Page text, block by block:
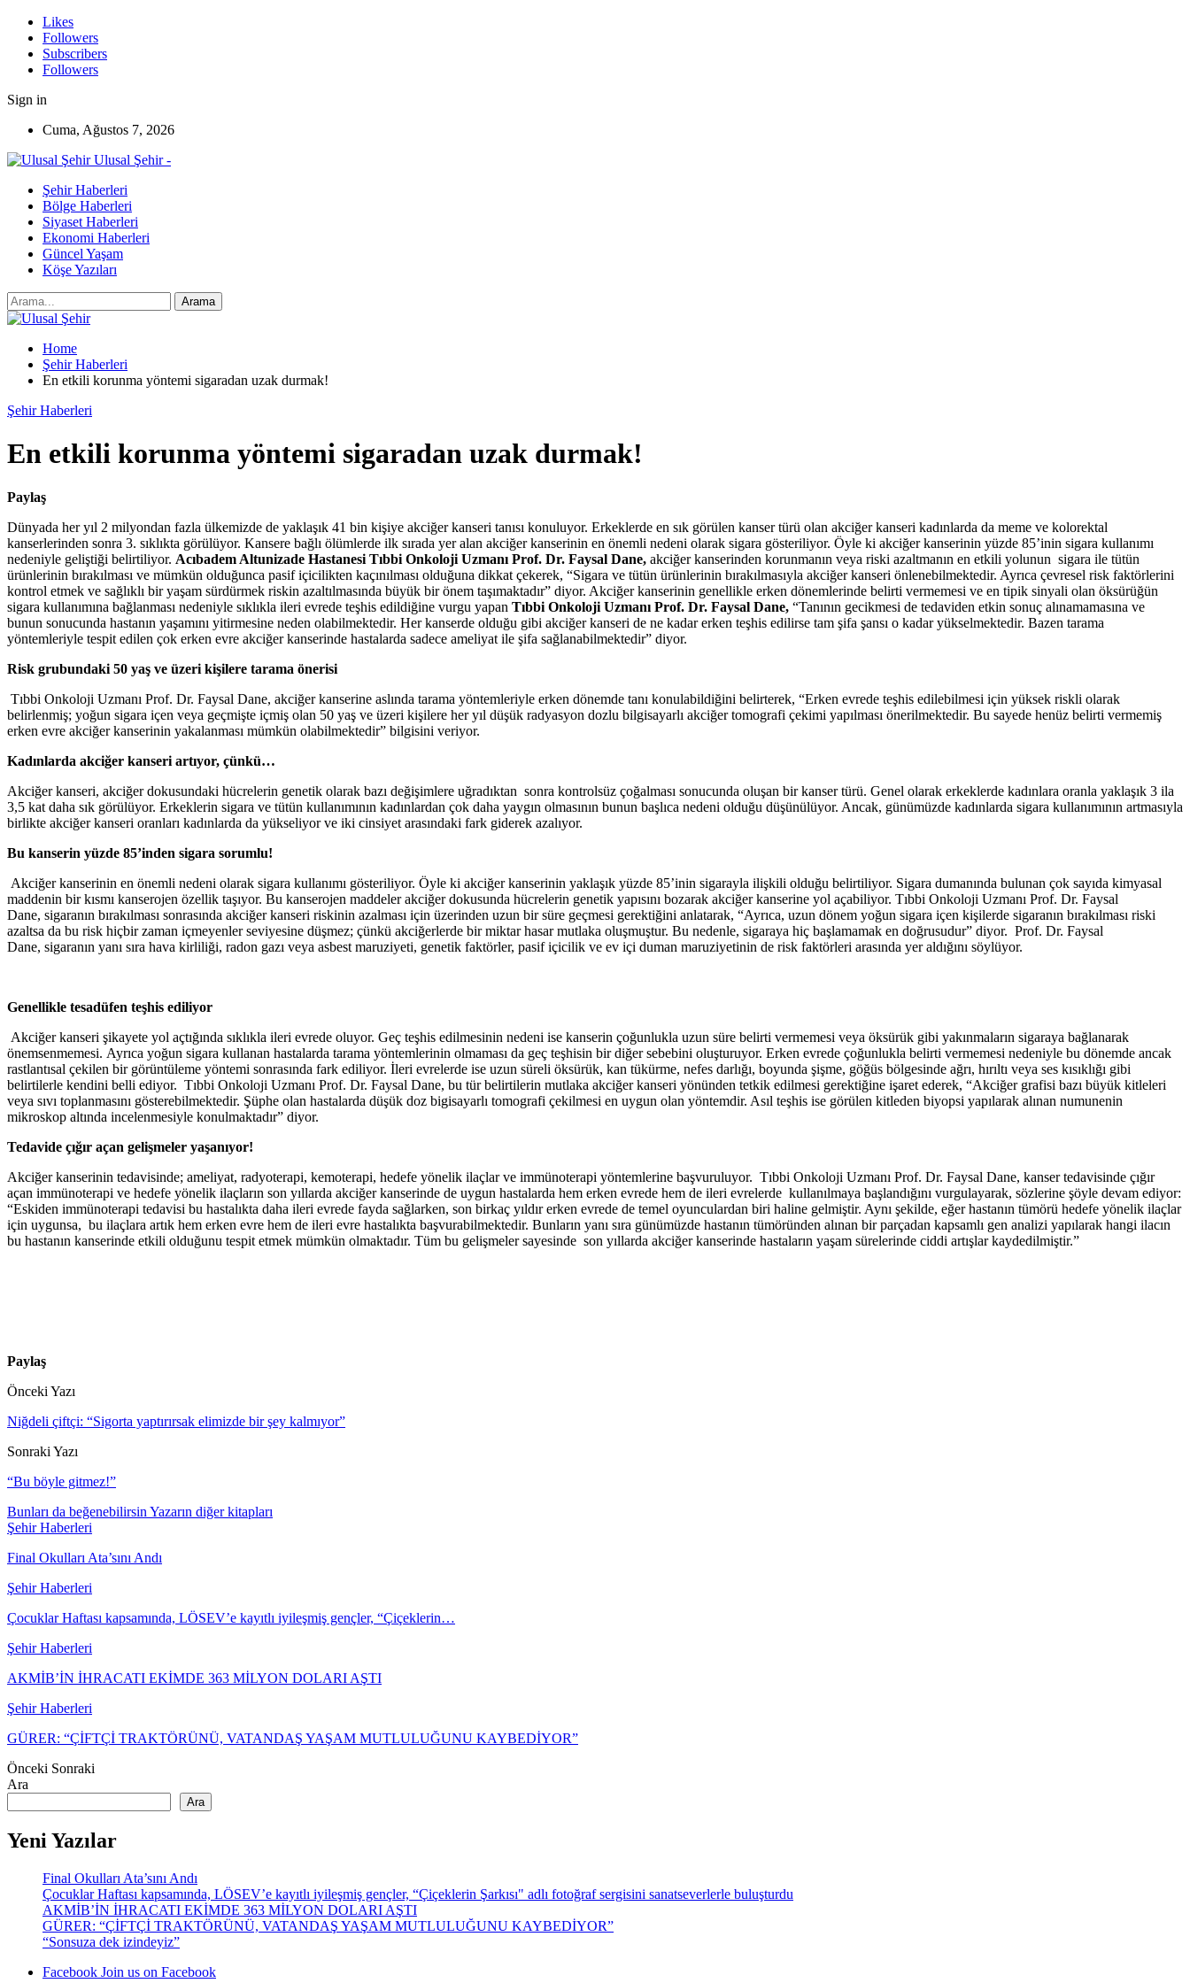
Likes
Followers
Subscribers
Followers
Sign in
Cuma, Ağustos 7, 2026
Ulusal Şehir -
Şehir Haberleri
Bölge Haberleri
Siyaset Haberleri
Ekonomi Haberleri
Güncel Yaşam
Köşe Yazıları
Home
Şehir Haberleri
En etkili korunma yöntemi sigaradan uzak durmak!
Şehir Haberleri
En etkili korunma yöntemi sigaradan uzak durmak!
Paylaş
Dünyada her yıl 2 milyondan fazla ülkemizde de yaklaşık 41 bin kişiye akciğer kanseri tanısı konuluyor. Erkeklerde en sık görülen kanser türü olan akciğer kanseri kadınlarda da meme ve kolorektal
kanserlerinden sonra 3. sıklıkta görülüyor. Kansere bağlı ölümlerde ilk sırada yer alan akciğer kanserinin en önemli nedeni olarak sigara gösteriliyor. Öyle ki akciğer kanserinin yüzde 85’inin sigara kullanımı
nedeniyle geliştiği belirtiliyor. Acıbadem Altunizade Hastanesi Tıbbi Onkoloji Uzmanı Prof. Dr. Faysal Dane, akciğer kanserinden korunmanın veya riski azaltmanın en etkili yolunun sigara ile tütün
ürünlerinin bırakılması ve mümkün olduğunca pasif içicilikten kaçınılması olduğuna dikkat çekerek, “Sigara ve tütün ürünlerinin bırakılmasıyla akciğer kanseri önlenebilmektedir. Ayrıca çevresel risk faktörlerini
kontrol etmek ve sağlıklı bir yaşam sürdürmek riskin azaltılmasında büyük bir önem taşımaktadır” diyor. Akciğer kanserinin genellikle erken dönemlerinde belirti vermemesi ve en tipik sinyali olan öksürüğün
sigara kullanımına bağlanması nedeniyle sıklıkla ileri evrede teşhis edildiğine vurgu yapan Tıbbi Onkoloji Uzmanı Prof. Dr. Faysal Dane, “Tanının gecikmesi de tedaviden etkin sonuç alınamamasına ve
bunun sonucunda hastanın yaşamını yitirmesine neden olabilmektedir. Her kanserde olduğu gibi akciğer kanseri de ne kadar erken teşhis edilirse tam şifa şansı o kadar yükselmektedir. Bazen tarama
yöntemleriyle tespit edilen çok erken evre akciğer kanserinde hastalarda sadece ameliyat ile şifa sağlanabilmektedir” diyor.
Risk grubundaki 50 yaş ve üzeri kişilere tarama önerisi
Tıbbi Onkoloji Uzmanı Prof. Dr. Faysal Dane, akciğer kanserine aslında tarama yöntemleriyle erken dönemde tanı konulabildiğini belirterek, “Erken evrede teşhis edilebilmesi için yüksek riskli olarak
belirlenmiş; yoğun sigara içen veya geçmişte içmiş olan 50 yaş ve üzeri kişilere her yıl düşük radyasyon dozlu bilgisayarlı akciğer tomografi çekimi yapılması önerilmektedir. Bu sayede henüz belirti vermemiş
erken evre akciğer kanserinin yakalanması mümkün olabilmektedir” bilgisini veriyor.
Kadınlarda akciğer kanseri artıyor, çünkü…
Akciğer kanseri, akciğer dokusundaki hücrelerin genetik olarak bazı değişimlere uğradıktan sonra kontrolsüz çoğalması sonucunda oluşan bir kanser türü. Genel olarak erkeklerde kadınlara oranla yaklaşık 3 ila
3,5 kat daha sık görülüyor. Erkeklerin sigara ve tütün kullanımının kadınlardan çok daha yaygın olmasının bunun başlıca nedeni olduğu düşünülüyor. Ancak, günümüzde kadınlarda sigara kullanımının artmasıyla
birlikte akciğer kanseri oranları kadınlarda da yükseliyor ve iki cinsiyet arasındaki fark giderek azalıyor.
Bu kanserin yüzde 85’inden sigara sorumlu!
Akciğer kanserinin en önemli nedeni olarak sigara kullanımı gösteriliyor. Öyle ki akciğer kanserinin yaklaşık yüzde 85’inin sigarayla ilişkili olduğu belirtiliyor. Sigara dumanında bulunan çok sayıda kimyasal
maddenin bir kısmı kanserojen özellik taşıyor. Bu kanserojen maddeler akciğer dokusunda hücrelerin genetik yapısını bozarak akciğer kanserine yol açabiliyor. Tıbbi Onkoloji Uzmanı Prof. Dr. Faysal
Dane, sigaranın bırakılması sonrasında akciğer kanseri riskinin azalması için üzerinden uzun bir süre geçmesi gerektiğini anlatarak, “Ayrıca, uzun dönem yoğun sigara içen kişilerde sigaranın bırakılması riski
azaltsa da bu risk hiçbir zaman içmeyenler seviyesine düşmez; çünkü akciğerlerde bir miktar hasar mutlaka oluşmuştur. Bu nedenle, sigaraya hiç başlamamak en doğrusudur” diyor. Prof. Dr. Faysal
Dane, sigaranın yanı sıra hava kirliliği, radon gazı veya asbest maruziyeti, genetik faktörler, pasif içicilik ve ev içi duman maruziyetinin de risk faktörleri arasında yer aldığını söylüyor.
Genellikle tesadüfen teşhis ediliyor
Akciğer kanseri şikayete yol açtığında sıklıkla ileri evrede oluyor. Geç teşhis edilmesinin nedeni ise kanserin çoğunlukla uzun süre belirti vermemesi veya öksürük gibi yakınmaların sigaraya bağlanarak
önemsenmemesi. Ayrıca yoğun sigara kullanan hastalarda tarama yöntemlerinin olmaması da geç teşhisin bir diğer sebebini oluşturuyor. Erken evrede çoğunlukla belirti vermemesi nedeniyle bu dönemde ancak
rastlantısal çekilen bir görüntüleme yöntemi sonrasında fark ediliyor. İleri evrelerde ise uzun süreli öksürük, kan tükürme, nefes darlığı, boyunda şişme, göğüs bölgesinde ağrı, hırıltı veya ses kısıklığı gibi
belirtilerle kendini belli ediyor. Tıbbi Onkoloji Uzmanı Prof. Dr. Faysal Dane, bu tür belirtilerin mutlaka akciğer kanseri yönünden tetkik edilmesi gerektiğine işaret ederek, “Akciğer grafisi bazı büyük kitleleri
veya sıvı toplanmasını gösterebilmektedir. Şüphe olan hastalarda düşük doz bigisayarlı tomografi çekilmesi en uygun olan yöntemdir. Asıl teşhis ise görülen kitleden biyopsi yapılarak alınan numunenin
mikroskop altında incelenmesiyle konulmaktadır” diyor.
Tedavide çığır açan gelişmeler yaşanıyor!
Akciğer kanserinin tedavisinde; ameliyat, radyoterapi, kemoterapi, hedefe yönelik ilaçlar ve immünoterapi yöntemlerine başvuruluyor. Tıbbi Onkoloji Uzmanı Prof. Dr. Faysal Dane, kanser tedavisinde çığır
açan immünoterapi ve hedefe yönelik ilaçların son yıllarda akciğer kanserinde de uygun hastalarda hem erken evrede hem de ileri evrelerde kullanılmaya başlandığını vurgulayarak, sözlerine şöyle devam ediyor:
“Eskiden immünoterapi tedavisi bu hastalıkta daha ileri evrede fayda sağlarken, son birkaç yıldır erken evrede de temel oyunculardan biri haline gelmiştir. Aynı şekilde, eğer hastanın tümörü hedefe yönelik ilaçlar
için uygunsa, bu ilaçlara artık hem erken evre hem de ileri evre hastalıkta başvurabilmektedir. Bunların yanı sıra günümüzde hastanın tümöründen alınan bir parçadan kapsamlı gen analizi yapılarak hangi ilacın
bu hastanın kanserinde etkili olduğunu tespit etmek mümkün olmaktadır. Tüm bu gelişmeler sayesinde son yıllarda akciğer kanserinde hastaların yaşam sürelerinde ciddi artışlar kaydedilmiştir.”
Paylaş
Önceki Yazı
Niğdeli çiftçi: “Sigorta yaptırırsak elimizde bir şey kalmıyor”
Sonraki Yazı
“Bu böyle gitmez!”
Bunları da beğenebilirsin Yazarın diğer kitapları
Şehir Haberleri
Final Okulları Ata’sını Andı
Şehir Haberleri
Çocuklar Haftası kapsamında, LÖSEV’e kayıtlı iyileşmiş gençler, “Çiçeklerin…
Şehir Haberleri
AKMİB’İN İHRACATI EKİMDE 363 MİLYON DOLARI AŞTI
Şehir Haberleri
GÜRER: “ÇİFTÇİ TRAKTÖRÜNÜ, VATANDAŞ YAŞAM MUTLULUĞUNU KAYBEDİYOR”
Önceki Sonraki
Ara
Ara
Yeni Yazılar
Final Okulları Ata’sını Andı
Çocuklar Haftası kapsamında, LÖSEV’e kayıtlı iyileşmiş gençler, “Çiçeklerin Şarkısı" adlı fotoğraf sergisini sanatseverlerle buluşturdu
AKMİB’İN İHRACATI EKİMDE 363 MİLYON DOLARI AŞTI
GÜRER: “ÇİFTÇİ TRAKTÖRÜNÜ, VATANDAŞ YAŞAM MUTLULUĞUNU KAYBEDİYOR”
“Sonsuza dek izindeyiz”
Facebook Join us on Facebook